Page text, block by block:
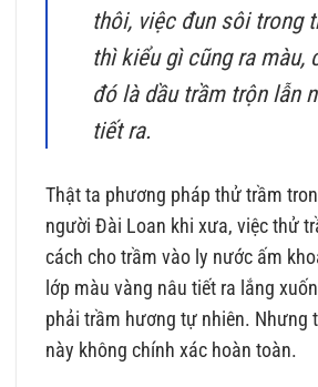
thôi, việc đun sôi trong
thì kiểu gì cũng ra màu,
đó là dầu trầm trộn lẫn
tiết ra.
Thật ta phương pháp thử trầm
người Đài Loan khi xưa, việc thử
cách cho trầm vào ly nước ấm
lớp màu vàng nâu tiết ra lắng
phải trầm hương tự nhiên. Nhưng
này không chính xác hoàn toàn.